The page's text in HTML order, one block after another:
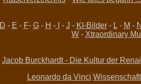
D - E - F- G- H -I - J - KI-Bilder- L- M -
W - Xtraordinary
Jacob Burckhardt - Die Kultur der
Leonardo da Vinci